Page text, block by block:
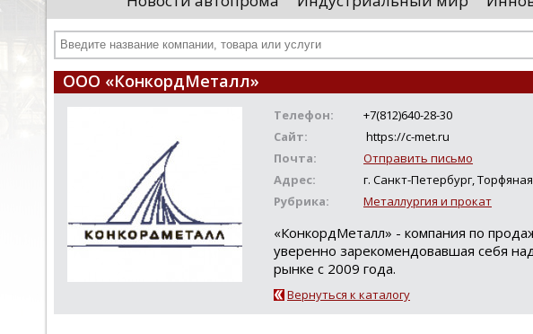
иностранными удостоверяющими центрами.
Чтобы...
проводятся
чего спутники начнут...
ООО «КонкордМеталл»
Телефон:
+7(812)640-28-30
Сайт:
https://c-met.ru
Почта:
Отправить письмо
Адрес:
г. Санкт-Петербург,
Рубрика:
Металлургия и прокат
«КонкордМеталл» - компания по
уверенно зарекомендовавшая себя
рынке с 2009 года.
Вернуться к каталогу